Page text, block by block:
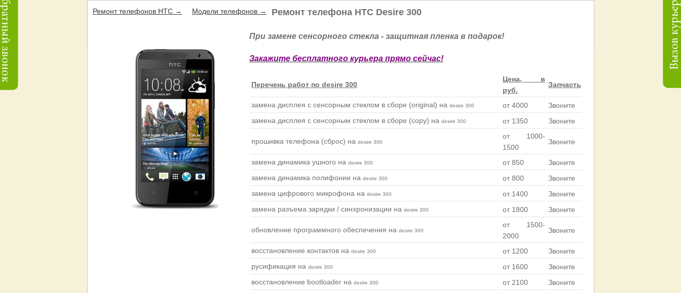
Ремонт телефонов HTC → Модели телефонов → Ремонт телефона HTC Desire 300
При замене сенсорного стекла - защитная пленка в подарок!
Закажите бесплатного курьера прямо сейчас!
Перечень работ по desire 300
Цена, в
руб.
Запчасть
замена дисплея с сенсорным стеклом в сборе (original) на desire 300 от 4000
Звоните
замена дисплея с сенсорным стеклом в сборе (copy) на desire 300 от 1350 Звоните
прошивка телефона (сброс) на desire 300
от 1000-
1500
Звоните
замена динамика ушного на desire 300 от 850
Звоните
замена динамика полифонии на desire 300 от 800
Звоните
замена цифрового микрофона на desire 300 от 1400
Звоните
замена разъема зарядки / синхронизации на desire 300 от 1800 Звоните
обновление программного обеспечения на desire 300
от 1500-
2000
Звоните
восстановление контактов на desire 300 от 1200
Звоните
русификация на desire 300 от 1600
Звоните
восстановление bootloader на desire 300 от 2100
Звоните